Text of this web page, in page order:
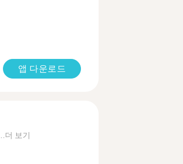
앱 다운로드
더 보기